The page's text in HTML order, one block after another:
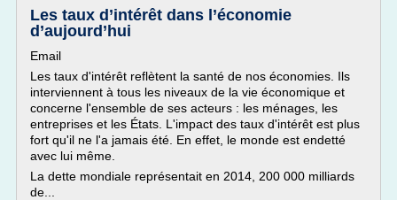
Les taux d’intérêt dans l’économie
d’aujourd’hui
Email
Les taux d'intérêt reflètent la santé de nos économies. Ils
interviennent à tous les niveaux de la vie économique et
concerne l'ensemble de ses acteurs : les ménages, les
entreprises et les États. L'impact des taux d'intérêt est plus
fort qu'il ne l'a jamais été. En effet, le monde est endetté
avec lui même.
La dette mondiale représentait en 2014, 200 000 milliards
de...